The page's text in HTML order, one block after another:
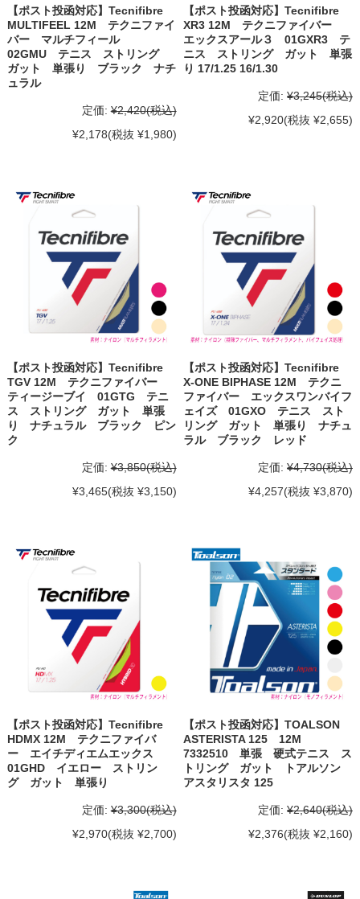
【ポスト投函対応】Tecnifibre
MULTIFEEL 12M テクニファイ
バー マルチフィール
02GMU テニス ストリング
ガット 単張り ブラック ナチ
ュラル
定価: ¥2,420(税込)
¥2,178(税抜 ¥1,980)
【ポスト投函対応】Tecnifibre
XR3 12M テクニファイバー
エックスアール３ 01GXR3 テ
ニス ストリング ガット 単張
り 17/1.25 16/1.30
定価: ¥3,245(税込)
¥2,920(税抜 ¥2,655)
【ポスト投函対応】Tecnifibre
TGV 12M テクニファイバー
ティージーブイ 01GTG テニ
ス ストリング ガット 単張
り ナチュラル ブラック ピン
ク
定価: ¥3,850(税込)
¥3,465(税抜 ¥3,150)
【ポスト投函対応】Tecnifibre
X-ONE BIPHASE 12M テクニ
ファイバー エックスワンバイフ
ェイズ 01GXO テニス スト
リング ガット 単張り ナチュ
ラル ブラック レッド
定価: ¥4,730(税込)
¥4,257(税抜 ¥3,870)
【ポスト投函対応】Tecnifibre
HDMX 12M テクニファイバ
ー エイチディエムエックス
01GHD イエロー ストリン
グ ガット 単張り
定価: ¥3,300(税込)
¥2,970(税抜 ¥2,700)
【ポスト投函対応】TOALSON
ASTERISTA 125 12M
7332510 単張 硬式テニス ス
トリング ガット トアルソン
アスタリスタ 125
定価: ¥2,640(税込)
¥2,376(税抜 ¥2,160)